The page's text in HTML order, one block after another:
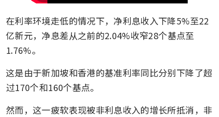
在利率环境走低的情况下，净利息收入下降5%至22
亿新元，净息差从之前的2.04%收窄28个基点至
1.76%。
这是由于新加坡和香港的基准利率同比分别下降了超
过170个和160个基点。
然而，这一疲软表现被非利息收入的增长所抵消，非